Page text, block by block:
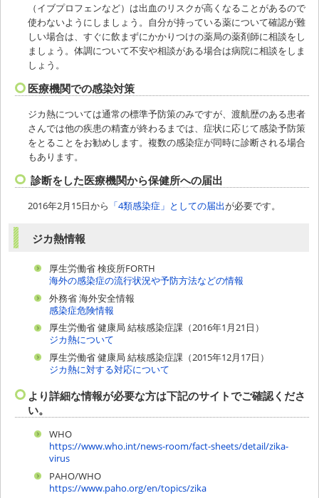
（イブプロフェンなど）は出血のリスクが高くなることがあるので
使わないようにしましょう。自分が持っている薬について確認が難
しい場合は、すぐに飲まずにかかりつけの薬局の薬剤師に相談をし
ましょう。体調について不安や相談がある場合は病院に相談をしま
しょう。
医療機関での感染対策
ジカ熱については通常の標準予防策のみですが、渡航歴のある患者
さんでは他の疾患の精査が終わるまでは、症状に応じて感染予防策
をとることをお勧めします。複数の感染症が同時に診断される場合
もあります。
診断をした医療機関から保健所への届出
2016年2月15日から 「4類感染症」としての届出が必要です。
ジカ熱情報
厚生労働省 検疫所FORTH
海外の感染症の流行状況や予防方法などの情報
外務省 海外安全情報
感染症危険情報
厚生労働省 健康局 結核感染症課（2016年1月21日）
ジカ熱について
厚生労働省 健康局 結核感染症課（2015年12月17日）
ジカ熱に対する対応について
より詳細な情報が必要な方は下記のサイトでご確認くださ
い。
WHO
https://www.who.int/news-room/fact-sheets/detail/zika-
virus
PAHO/WHO
https://www.paho.org/en/topics/zika